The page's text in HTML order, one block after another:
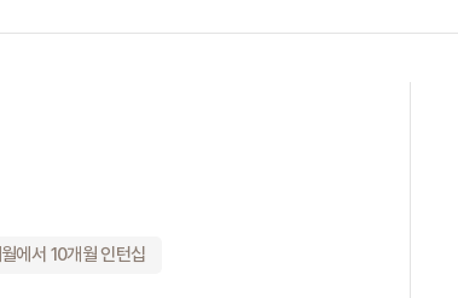
에서 10개월 인턴십